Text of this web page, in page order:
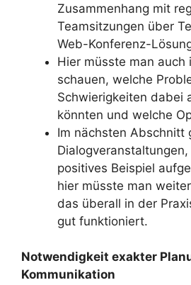
Zusammenhang mit
Teamsitzungen über
Web-Konferenz-
Hier müsste man
schauen, welche
Schwierigkeiten dabei
könnten und welche
Im nächsten Abschnitt
positives Beispiel
hier müsste man
das überall in der
gut funktioniert.
Notwendigkeit exakter
Kommunikation